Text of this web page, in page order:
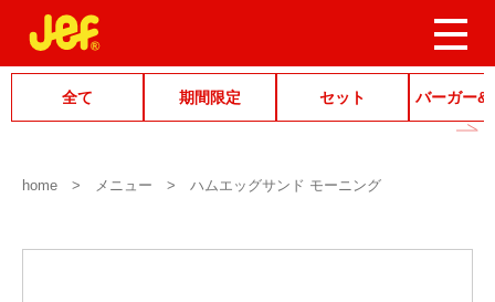
全て 期間限定 セット バーガー&
home メニュー ハムエッグサンド モーニング